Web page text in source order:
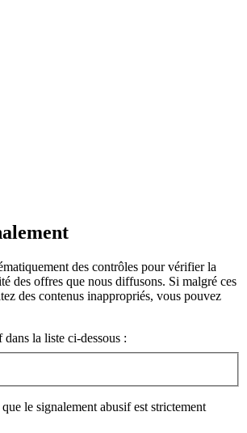
des contrôles pour vérifier la
des offres que nous diffusons. Si malgré ces
des contenus inappropriés, vous pouvez
la liste ci-dessous :
le signalement abusif est strictement